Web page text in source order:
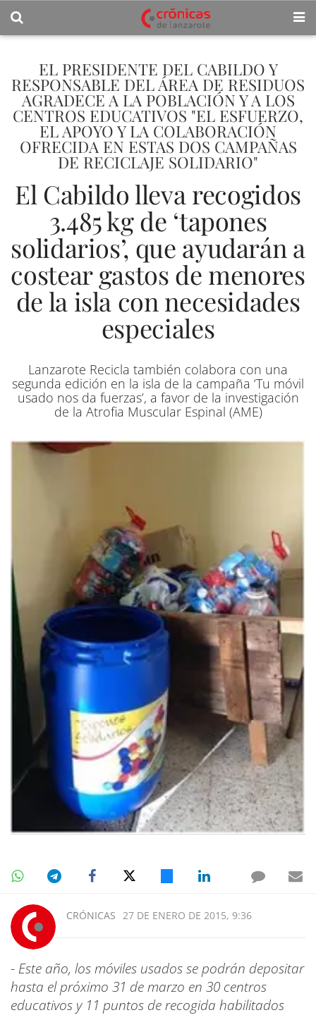
EL PRESIDENTE DEL CABILDO Y
RESPONSABLE DEL ÁREA DE RESIDUOS
AGRADECE A LA POBLACIÓN Y A LOS
CENTROS EDUCATIVOS "EL ESFUERZO,
EL APOYO Y LA COLABORACIÓN
OFRECIDA EN ESTAS DOS CAMPAÑAS
DE RECICLAJE SOLIDARIO"
El Cabildo lleva recogidos
3.485 kg de ‘tapones
solidarios’, que ayudarán a
costear gastos de menores
de la isla con necesidades
especiales
Lanzarote Recicla también colabora con una
segunda edición en la isla de la campaña ‘Tu móvil
usado nos da fuerzas’, a favor de la investigación
de la Atrofia Muscular Espinal (AME)
CRÓNICAS 27 DE ENERO DE 2015, 9:36
- Este año, los móviles usados se podrán depositar
hasta el próximo 31 de marzo en 30 centros
educativos y 11 puntos de recogida habilitados